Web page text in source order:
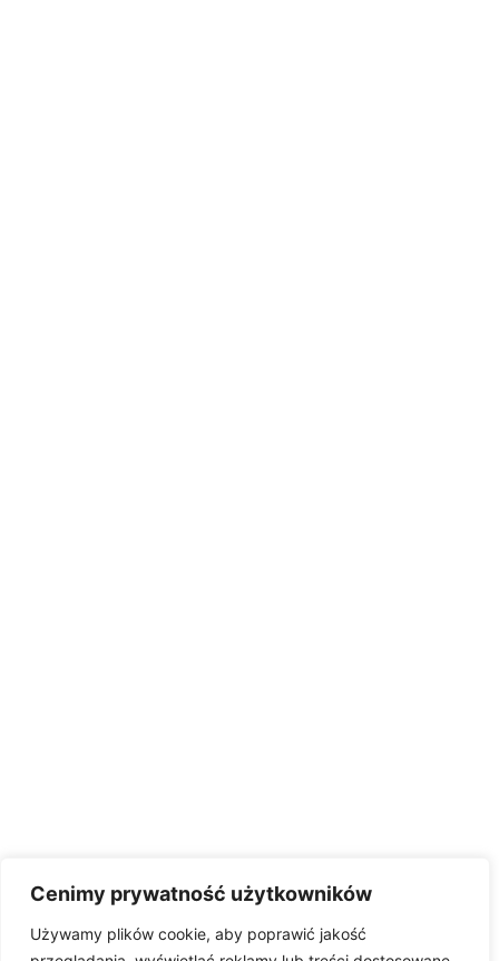
Cenimy prywatność użytkowników
Używamy plików cookie, aby poprawić jakość